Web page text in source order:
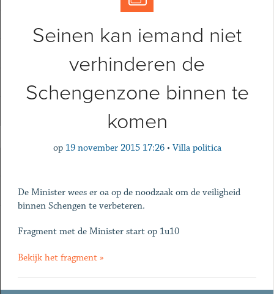
Seinen kan iemand niet
verhinderen de
Schengenzone binnen te
komen
op 19 november 2015 17:26 • Villa politica
De Minister wees er oa op de noodzaak om de veiligheid
binnen Schengen te verbeteren.
Fragment met de Minister start op 1u10
Bekijk het fragment »